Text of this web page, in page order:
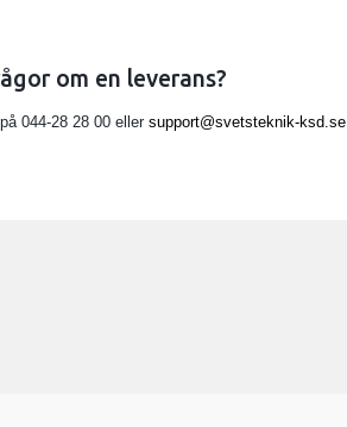
om en leverans?
044-28 28 00 ellersupport@svetsteknik-ksd.se